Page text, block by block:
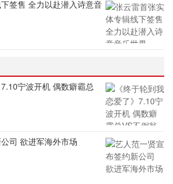
签售 全力以赴潜入诗意音
宁波开机 偶数癖霸总
司 欲进军海外市场